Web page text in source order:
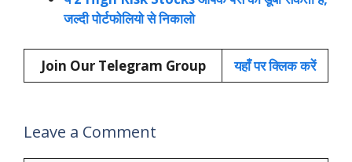
जल्दी पोर्टफोलियो से निकालो
Join Our Telegram Group यहाँ पर क्लिक करें
Leave a Comment